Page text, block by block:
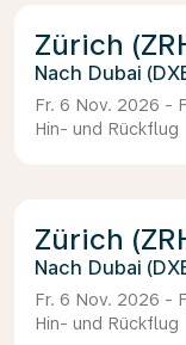
Zürich
Dubai
Fr. 6 Nov. 2026 -
Hin- und Rückflug
Zürich
Dubai
Fr. 6 Nov. 2026 -
Hin- und Rückflug